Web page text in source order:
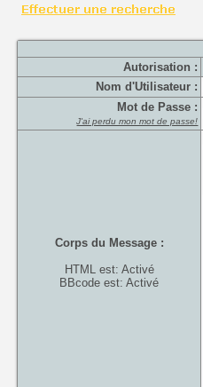
Autorisation :
Nom d'Utilisateur :
Mot de Passe :
J'ai perdu mon mot de passe!
Corps du Message :
HTML est: Activé
BBcode est: Activé